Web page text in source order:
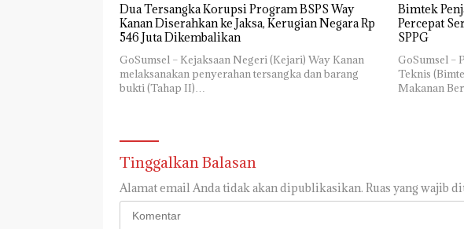
Dua Tersangka Korupsi Program BSPS Way
Kanan Diserahkan ke Jaksa, Kerugian Negara Rp
546 Juta Dikembalikan
GoSumsel – Kejaksaan Negeri (Kejari) Way Kanan
melaksanakan penyerahan tersangka dan barang
bukti (Tahap II)…
Bimtek
Percepat
SPPG
GoSumsel –
Teknis
Makanan
Tinggalkan Balasan
Alamat email Anda tidak akan dipublikasikan. Ruas yang wajib